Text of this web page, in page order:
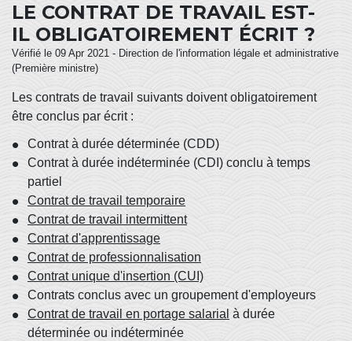
LE CONTRAT DE TRAVAIL EST-
IL OBLIGATOIREMENT ÉCRIT ?
Vérifié le 09 Apr 2021 - Direction de l'information légale et administrative
(Première ministre)
Les contrats de travail suivants doivent obligatoirement
être conclus par écrit :
Contrat à durée déterminée (CDD)
Contrat à durée indéterminée (CDI) conclu à temps
partiel
Contrat de travail temporaire
Contrat de travail intermittent
Contrat d'apprentissage
Contrat de professionnalisation
Contrat unique d'insertion (CUI)
Contrats conclus avec un groupement d'employeurs
Contrat de travail en portage salarial à durée
déterminée ou indéterminée